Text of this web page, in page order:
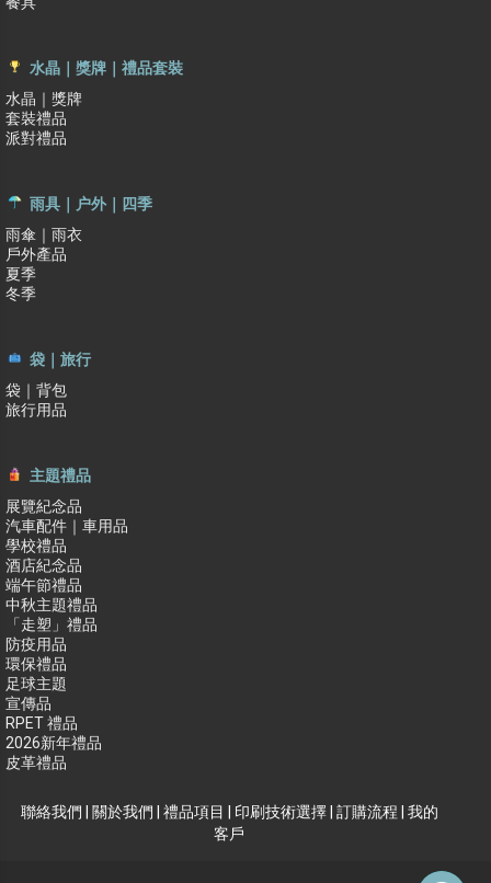
水晶｜獎牌｜禮品套裝
水晶｜獎牌
套裝禮品
派對禮品
雨具｜户外｜四季
雨傘｜雨衣
戶外產品
夏季
冬季
袋｜旅行
袋｜背包
旅行用品
主題禮品
展覽紀念品
汽車配件｜車用品
學校禮品
酒店紀念品
端午節禮品
中秋主題禮品
「走塑」禮品
防疫用品
環保禮品
足球主題
宣傳品
RPET 禮品
2026新年禮品
皮革禮品
聯絡我們 關於我們 禮品項目 印刷技術選擇| 訂購流程
我的
客戶